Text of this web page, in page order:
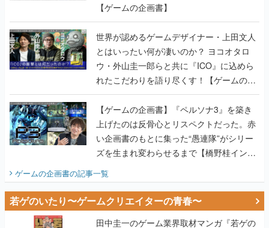
【ゲームの企画書】
世界が認めるゲームデザイナー・上田文人
とはいったい何が凄いのか？ ヨコオタロ
ウ・外山圭一郎らと共に『ICO』に込めら
れたこだわりを語り尽くす！【ゲームの企
画書】
【ゲームの企画書】『ペルソナ3』を築き
上げたのは反骨心とリスペクトだった。赤
い企画書のもとに集った“愚連隊”がシリー
ズを生まれ変わらせるまで【橋野桂インタ
ゲームの企画書の記事一覧
若ゲのいたり〜ゲームクリエイターの青春〜
田中圭一のゲーム業界取材マンガ『若ゲの